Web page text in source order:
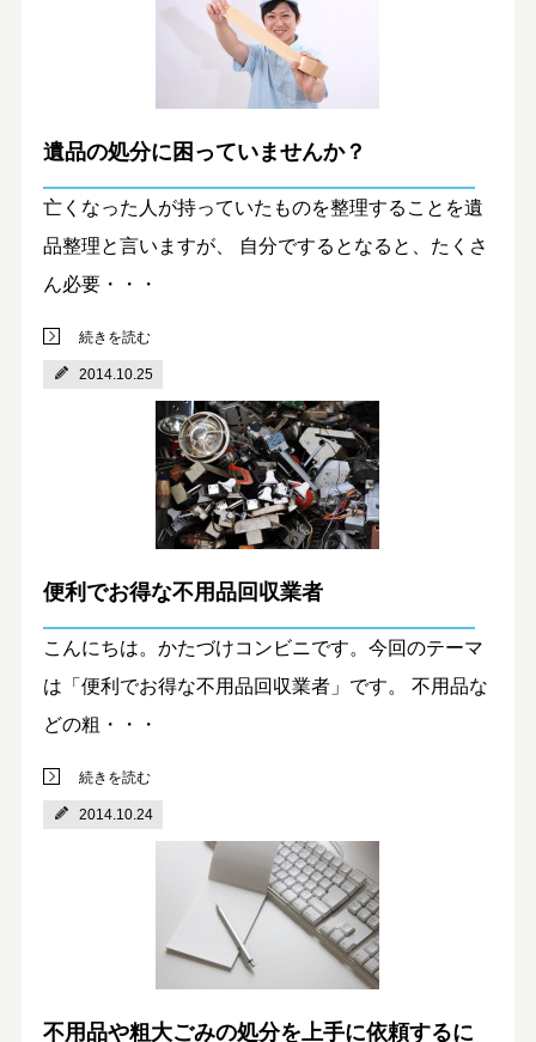
遺品の処分に困っていませんか？
亡くなった人が持っていたものを整理することを遺
品整理と言いますが、 自分でするとなると、たくさ
ん必要・・・
続きを読む
2014.10.25
便利でお得な不用品回収業者
こんにちは。かたづけコンビニです。今回のテーマ
は「便利でお得な不用品回収業者」です。 不用品な
どの粗・・・
続きを読む
2014.10.24
不用品や粗大ごみの処分を上手に依頼するに